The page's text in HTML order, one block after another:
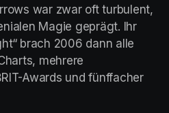
war zwar oft turbulent,
Magie geprägt. Ihr
brach 2006 dann alle
mehrere
Awards und fünffacher